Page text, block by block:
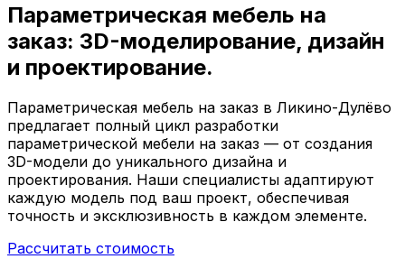
Параметрическая мебель на
заказ: 3D-моделирование, дизайн
и проектирование.
Параметрическая мебель на заказ в Ликино-Дулёво
предлагает полный цикл разработки
параметрической мебели на заказ — от создания
3D-модели до уникального дизайна и
проектирования. Наши специалисты адаптируют
каждую модель под ваш проект, обеспечивая
точность и эксклюзивность в каждом элементе.
Рассчитать стоимость